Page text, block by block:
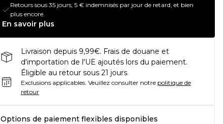
Retours sous 35 jours, 5 € indemnisés par jour de retard, et bien
plus encore.
En savoir plus
Livraison depuis 9,99€. Frais de douane et
d'importation de l'UE ajoutés lors du paiement.
Éligible au retour sous 21 jours
Exclusions applicables. Veuillez consulter notre politique de
retour
Options de paiement flexibles disponibles